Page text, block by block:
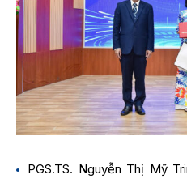
PGS.TS. Nguyễn Thị Mỹ